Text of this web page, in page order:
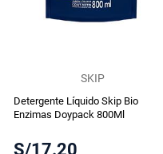
SKIP
Detergente Líquido Skip Bio
Enzimas Doypack 800Ml
S/17.20